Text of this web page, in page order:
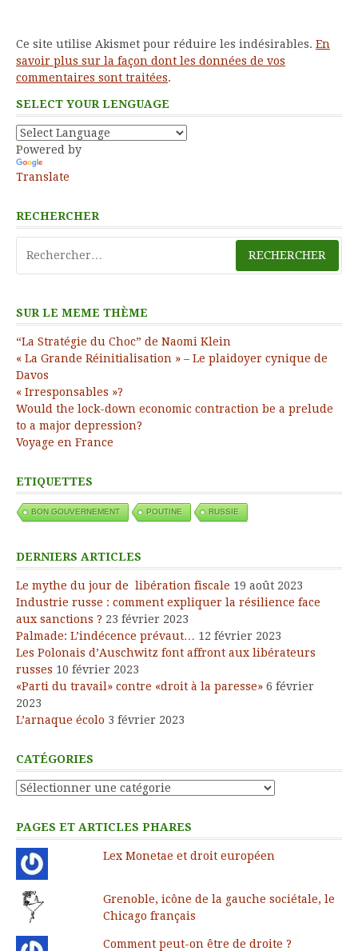
Ce site utilise Akismet pour réduire les indésirables. En
savoir plus sur la façon dont les données de vos
commentaires sont traitées.
SELECT YOUR LENGUAGE
Powered by
Translate
RECHERCHER
SUR LE MEME THÈME
“La Stratégie du Choc” de Naomi Klein
« La Grande Réinitialisation » – Le plaidoyer cynique de
Davos
« Irresponsables »?
Would the lock-down economic contraction be a prelude
to a major depression?
Voyage en France
ETIQUETTES
BON GOUVERNEMENT POUTINE RUSSIE
DERNIERS ARTICLES
Le mythe du jour de libération fiscale 19 août 2023
Industrie russe : comment expliquer la résilience face
aux sanctions ? 23 février 2023
Palmade: L’indécence prévaut… 12 février 2023
Les Polonais d’Auschwitz font affront aux libérateurs
russes 10 février 2023
«Parti du travail» contre «droit à la paresse» 6 février
2023
L’arnaque écolo 3 février 2023
CATÉGORIES
Catégories
PAGES ET ARTICLES PHARES
Lex Monetae et droit européen
Grenoble, icône de la gauche sociétale, le
Chicago français
Comment peut-on être de droite ?